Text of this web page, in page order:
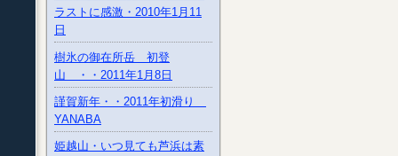
ラストに感激・2010年1月11
日
樹氷の御在所岳 初登
山 ・・2011年1月8日
謹賀新年・・2011年初滑り
YANABA
姫越山・いつ見ても芦浜は素